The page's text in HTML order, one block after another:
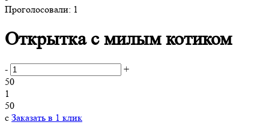
Проголосовали: 1
Открытка с милым котиком
-
+
50
1
50
c Заказать в 1 клик